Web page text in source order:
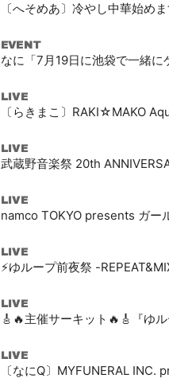
〔へそめあ〕冷やし中華始め
EVENT
なに「7月19日に池袋で一緒に
LIVE
〔らきまこ〕RAKI☆MAKO
LIVE
武蔵野音楽祭 20th
LIVE
namco TOKYO presents ガー
LIVE
⚡️ゆループ前夜祭 -
LIVE
🎸🔥主催サーキット🔥🎸『ゆ
LIVE
〔なにQ〕MYFUNERAL INC.